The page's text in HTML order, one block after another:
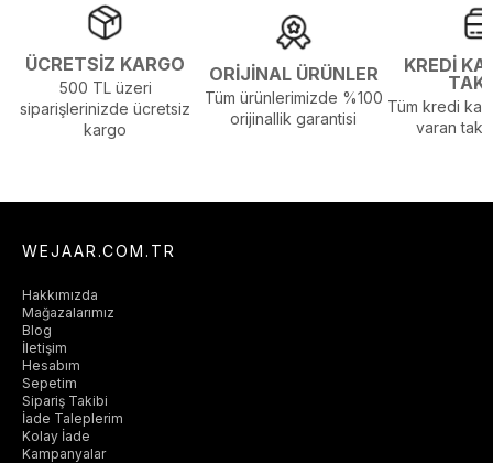
ÜCRETSİZ KARGO
500 TL üzeri
siparişlerinizde ücretsiz
kargo
ORİJİNAL ÜRÜNLER
Tüm ürünlerimizde %100
orijinallik garantisi
KREDİ
Tüm kredi
varan
WEJAAR.COM.TR
Hakkımızda
Mağazalarımız
Blog
İletişim
Hesabım
Sepetim
Sipariş Takibi
İade Taleplerim
Kolay İade
Kampanyalar